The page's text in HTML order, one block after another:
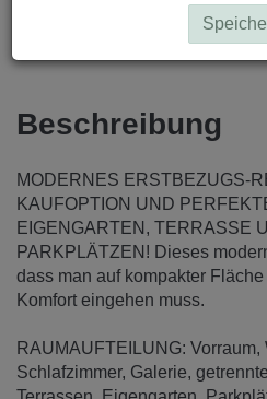
Beschreibung
MODERNES ERSTBEZUGS-
KAUFOPTION UND
EIGENGARTEN, TERRASSE
PARKPLÄTZEN! Dieses
dass man auf kompakter
Komfort eingehen muss.
RAUMAUFTEILUNG: Vorraum,
Schlafzimmer, Galerie,